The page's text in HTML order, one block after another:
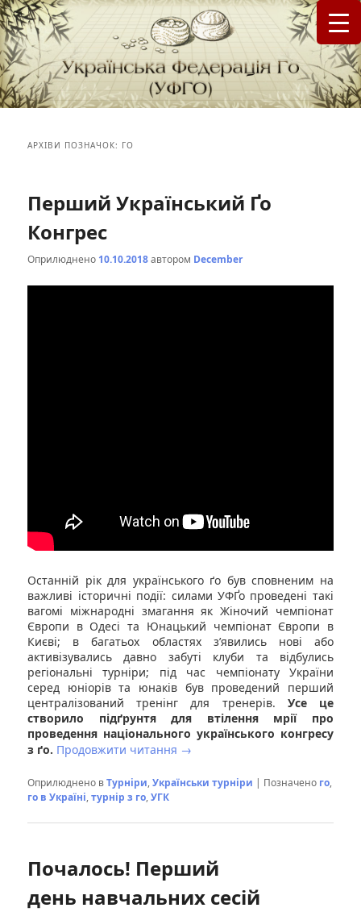
Українська Федерація Го (УФГО)
федерація Го (Бадук, Вейці) в Україні
АРХІВИ ПОЗНАЧОК: ГО
Перший Український Ґо
Конгрес
Оприлюднено 10.10.2018автором December
Останній рік для українського ґо був сповненим на
важливі історичні події: силами УФҐо проведені такі
вагомі міжнародні змагання як Жіночий чемпіонат
Європи в Одесі та Юнацький чемпіонат Європи в
Києві; в багатьох областях з’явились нові або
активізувались давно забуті клуби та відбулись
регіональні турніри; під час чемпіонату України
серед юніорів та юнаків був проведений перший
централізований тренінг для тренерів. Усе це
створило підґрунтя для втілення мрії про
проведення національного українського конгресу
з ґо. Продовжити читання →
Оприлюднено вТурніри,Українськи турніри | Позначено го,
го в Україні,турнір з го,УГК
Почалось! Перший
день навчальних сесій